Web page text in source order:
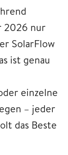
2026 nur
SolarFlow
ist genau
einzelne
– jeder
das Beste